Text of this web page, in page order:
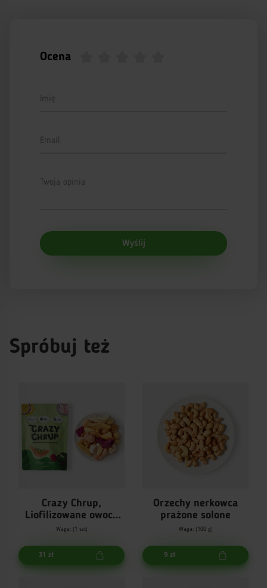
Ocena
Imię
Email
Twoja opinia
Wyślij
Spróbuj też
Crazy Chrup,
Liofilizowane owoce
egzotyczne
Waga: (1 szt)
31 zł
Orzechy nerkowca
prażone solone
Waga: (100 g)
9 zł